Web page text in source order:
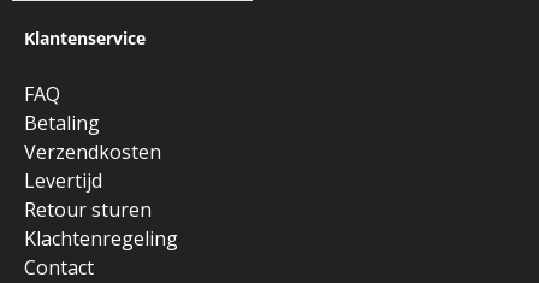
Klantenservice
FAQ
Betaling
Verzendkosten
Levertijd
Retour sturen
Klachtenregeling
Contact